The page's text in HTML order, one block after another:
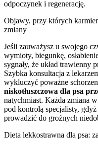
odpoczynek i regenerację.
Objawy, przy których
zmiany
Jeśli zauważysz u swojego
wymioty, biegunkę,
sygnały, że układ trawienny
Szybka konsultacja z
wykluczyć poważne
niskotłuszczowa dla psa
natychmiast. Każda zmiana
pod kontrolą specjalisty,
prowadzić do groźnych
Dieta lekkostrawna dla psa: